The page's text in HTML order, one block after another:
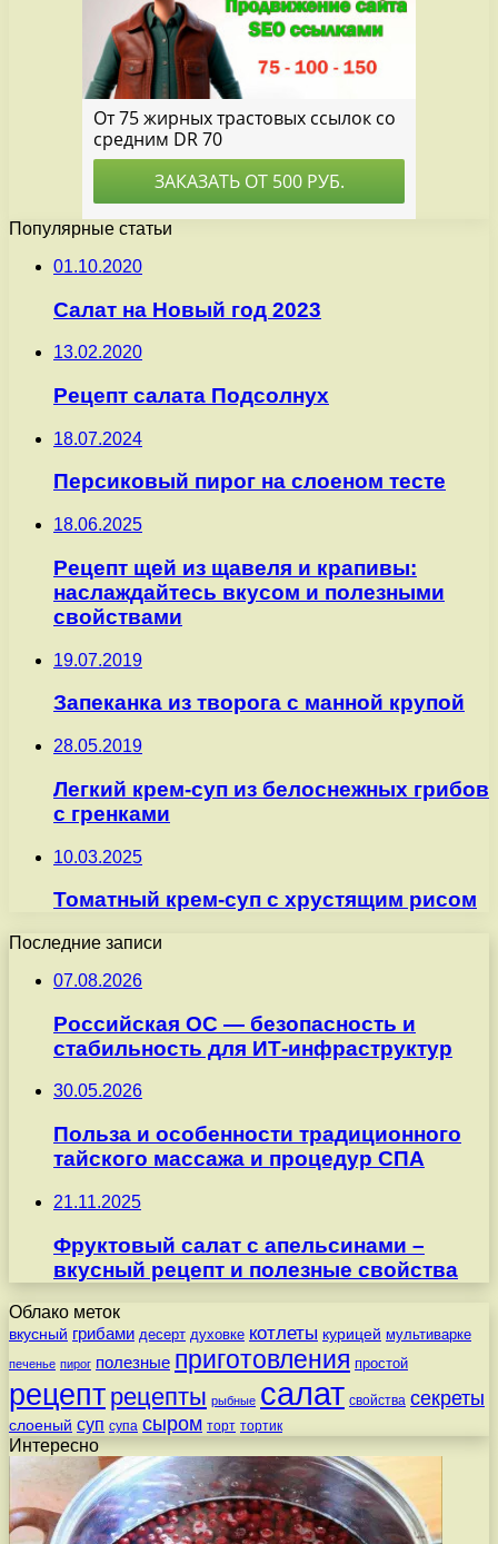
Популярные статьи
01.10.2020
Салат на Новый год 2023
13.02.2020
Рецепт салата Подсолнух
18.07.2024
Персиковый пирог на слоеном тесте
18.06.2025
Рецепт щей из щавеля и крапивы:
наслаждайтесь вкусом и полезными
свойствами
19.07.2019
Запеканка из творога с манной крупой
28.05.2019
Легкий крем-суп из белоснежных грибов
с гренками
10.03.2025
Томатный крем-суп с хрустящим рисом
Последние записи
07.08.2026
Российская ОС — безопасность и
стабильность для ИТ-инфраструктур
30.05.2026
Польза и особенности традиционного
тайского массажа и процедур СПА
21.11.2025
Фруктовый салат с апельсинами –
вкусный рецепт и полезные свойства
Облако меток
вкусный грибами десерт духовке котлеты курицей мультиварке
печенье пирог полезные приготовления простой
рецепт рецепты рыбные салат свойства секреты
слоеный суп супа сыром торт тортик
Интересно